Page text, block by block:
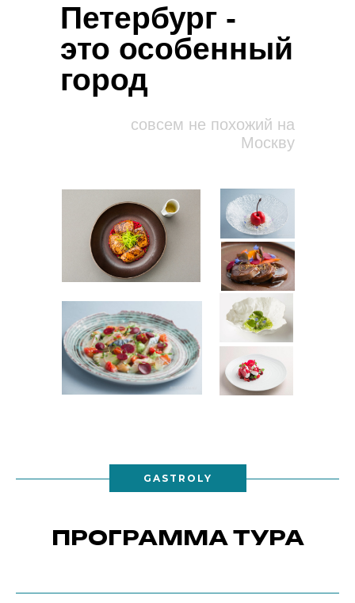
Петербург -
это особенный
город
совсем не похожий на
Москву
GASTROLY
ПРОГРАММА ТУРА